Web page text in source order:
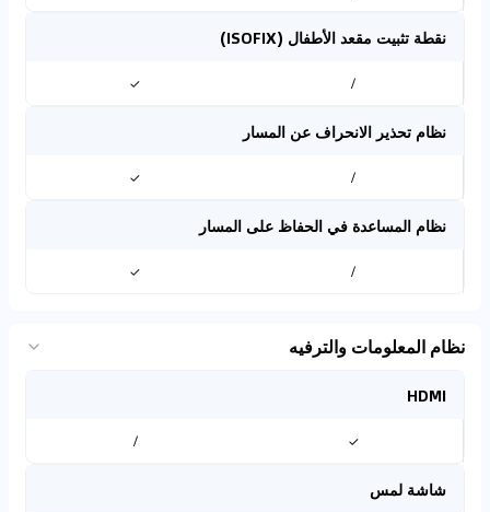
نقطة تثبيت مقعد الأطفال (ISOFIX)
/
✓
نظام تحذير الانحراف عن المسار
/
✓
نظام المساعدة في الحفاظ على المسار
/
✓
نظام المعلومات والترفيه
HDMI
✓
/
شاشة لمس